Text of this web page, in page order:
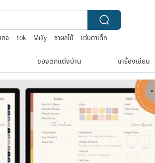
ทจ 10k Miffy ชาผลไม้
แว่นตาเด็ก
ของตกแต่งบ้าน เครื่องเขียน